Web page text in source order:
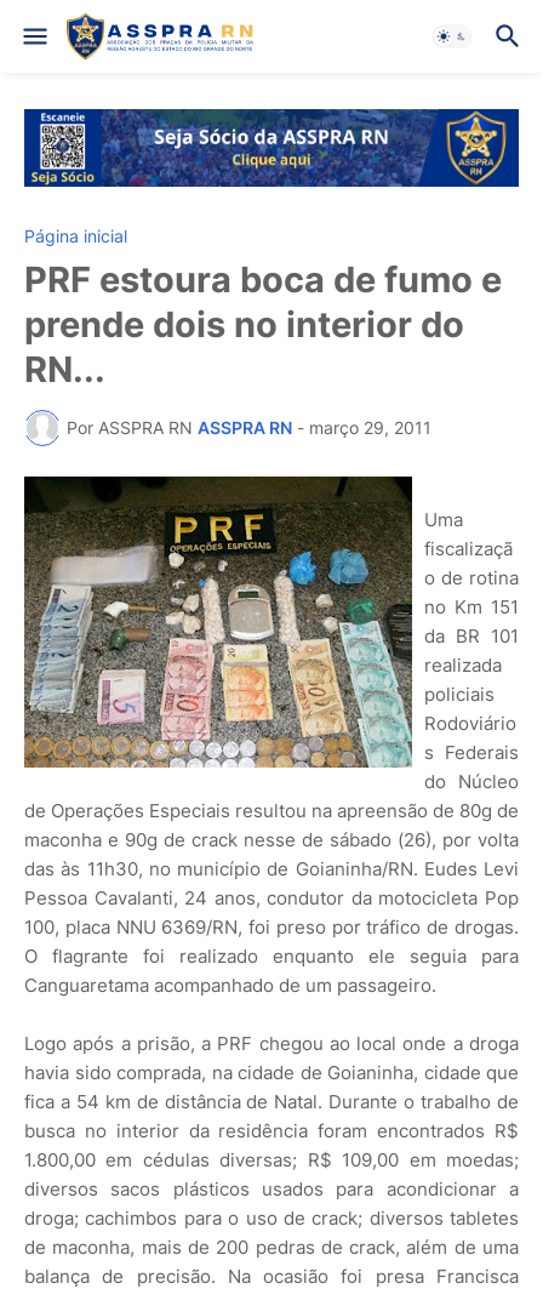
Página inicial
PRF estoura boca de fumo e
prende dois no interior do
RN...
Por ASSPRA RN ASSPRA RN - março 29, 2011
Uma
fiscalizaçã
o de rotina
no Km 151
da BR 101
realizada
policiais
Rodoviário
s Federais
do Núcleo
de Operações Especiais resultou na apreensão de 80g de
maconha e 90g de crack nesse de sábado (26), por volta
das às 11h30, no município de Goianinha/RN. Eudes Levi
Pessoa Cavalanti, 24 anos, condutor da motocicleta Pop
100, placa NNU 6369/RN, foi preso por tráfico de drogas.
O flagrante foi realizado enquanto ele seguia para
Canguaretama acompanhado de um passageiro.
Logo após a prisão, a PRF chegou ao local onde a droga
havia sido comprada, na cidade de Goianinha, cidade que
fica a 54 km de distância de Natal. Durante o trabalho de
busca no interior da residência foram encontrados R$
1.800,00 em cédulas diversas; R$ 109,00 em moedas;
diversos sacos plásticos usados para acondicionar a
droga; cachimbos para o uso de crack; diversos tabletes
de maconha, mais de 200 pedras de crack, além de uma
balança de precisão. Na ocasião foi presa Francisca